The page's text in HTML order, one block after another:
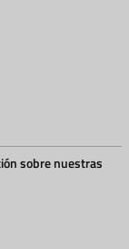
sobre nuestras